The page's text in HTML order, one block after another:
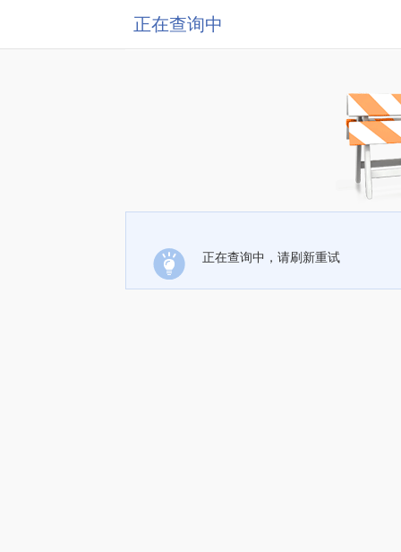
正在查询中
正在查询中，请刷新重试